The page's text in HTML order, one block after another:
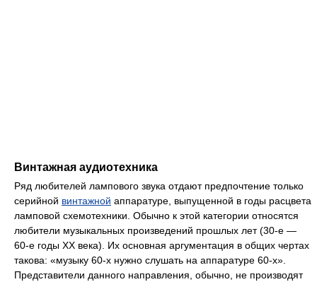
Винтажная аудиотехника
Ряд любителей лампового звука отдают предпочтение только
серийной винтажной аппаратуре, выпущенной в годы расцвета
ламповой схемотехники. Обычно к этой категории относятся
любители музыкальных произведений прошлых лет (30-е —
60-е годы ХХ века). Их основная аргументация в общих чертах
такова: «музыку 60-х нужно слушать на аппаратуре 60-х».
Представители данного направления, обычно, не производят